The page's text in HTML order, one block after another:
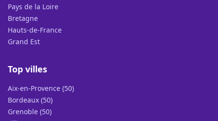
Pays de la Loire
Bretagne
Hauts-de-France
Grand Est
Top villes
Aix-en-Provence (50)
Bordeaux (50)
Grenoble (50)